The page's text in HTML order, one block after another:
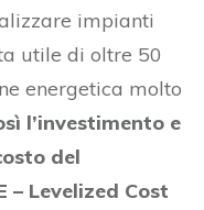
impianti
utile di oltre 50
energetica molto
l’investimento e
del
Levelized Cost